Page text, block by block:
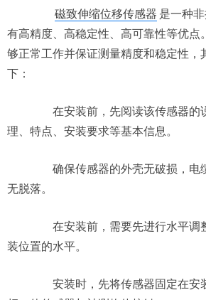
磁致伸缩位移传感器 是一种
有高精度、高稳定性、高可靠性等优点
够正常工作并保证测量精度和稳定性，
下：
在安装前，先阅读该传感器的
理、特点、安装要求等基本信息。
确保传感器的外壳无破损，电
无脱落。
在安装前，需要先进行水平调
装位置的水平。
安装时，先将传感器固定在安